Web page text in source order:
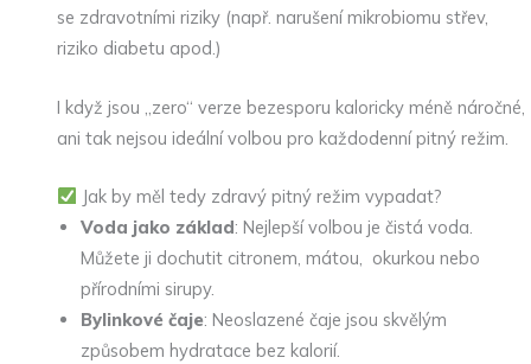
se zdravotními riziky (např. narušení mikrobiomu střev,
riziko diabetu apod.)
I když jsou „zero“ verze bezesporu kaloricky méně náročné,
ani tak nejsou ideální volbou pro každodenní pitný režim.
Jak by měl tedy zdravý pitný režim vypadat?
Voda jako základ: Nejlepší volbou je čistá voda.
Můžete ji dochutit citronem, mátou, okurkou nebo
přírodními sirupy.
Bylinkové čaje: Neoslazené čaje jsou skvělým
způsobem hydratace bez kalorií.